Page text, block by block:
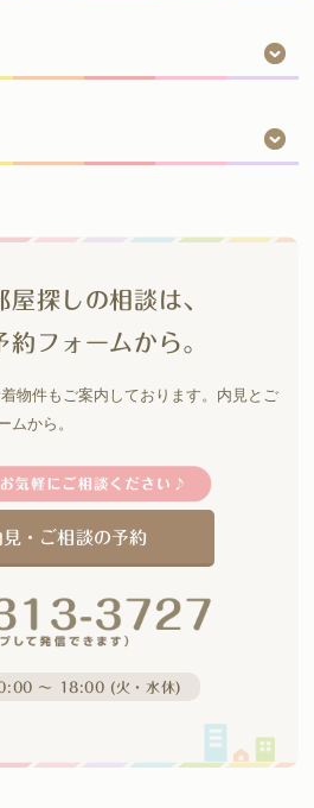
屋探しの相談は、
約フォームから。
物件もご案内しております。 内見とご
ムから。
見・ご相談の予約
〜 18:00 (火・水休)